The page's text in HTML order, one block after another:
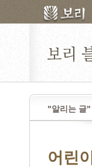
"알리는 글
어린